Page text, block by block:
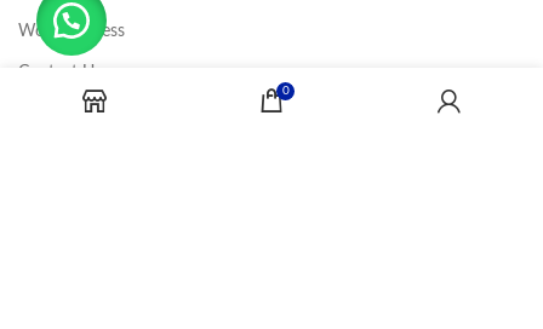
Woman Dress
Contact Us
Latest News
0